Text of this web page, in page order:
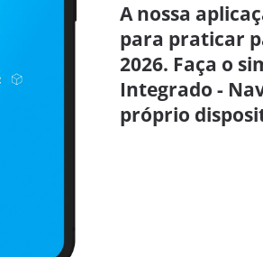
A nossa
para praticar
2026. Faça o
Integrado -
próprio